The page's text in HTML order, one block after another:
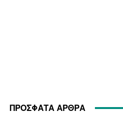
ΠΡΟΣΦΑΤΑ ΑΡΘΡΑ